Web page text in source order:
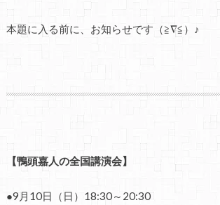
本題に入る前に、お知らせです（≧∇≦）♪
【鴨頭嘉人の全国講演会】
●9月10日（日）18:30～20:30